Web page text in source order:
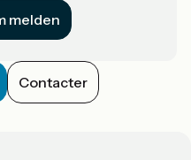
melden
Contacter